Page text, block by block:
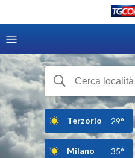
Terzorio 29°
Milano 35°